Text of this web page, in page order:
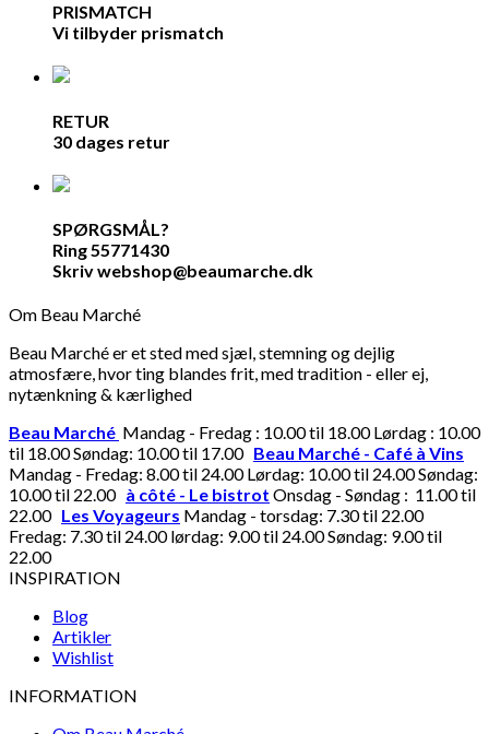
PRISMATCH
Vi tilbyder prismatch
RETUR
30 dages retur
SPØRGSMÅL?
Ring 55771430
Skriv webshop@beaumarche.dk
Om Beau Marché
Beau Marché er et sted med sjæl, stemning og dejlig
atmosfære, hvor ting blandes frit, med tradition - eller ej,
nytænkning & kærlighed
Beau Marché Mandag - Fredag : 10.00 til 18.00 Lørdag : 10.00
til 18.00 Søndag: 10.00 til 17.00 Beau Marché - Café à Vins
Mandag - Fredag: 8.00 til 24.00 Lørdag: 10.00 til 24.00 Søndag:
10.00 til 22.00 à côté - Le bistrot Onsdag - Søndag : 11.00 til
22.00 Les Voyageurs Mandag - torsdag: 7.30 til 22.00
Fredag: 7.30 til 24.00 lørdag: 9.00 til 24.00 Søndag: 9.00 til
22.00
INSPIRATION
Blog
Artikler
Wishlist
INFORMATION